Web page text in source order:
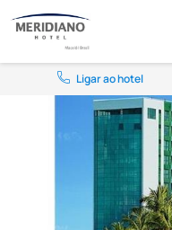
Ligar ao hotel